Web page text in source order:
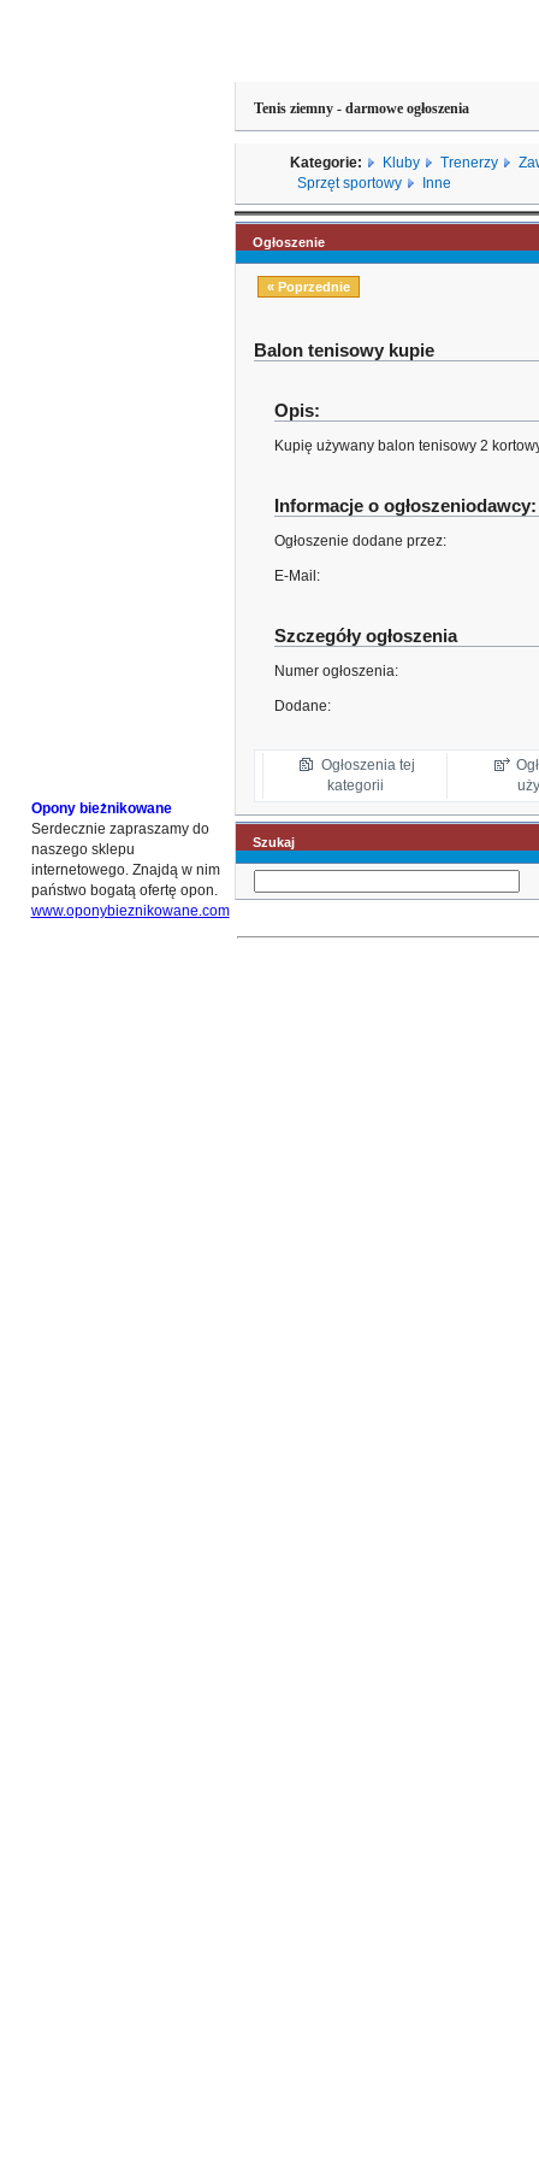
Opony bieżnikowane
Serdecznie zapraszamy do
naszego sklepu
internetowego. Znajdą w nim
państwo bogatą ofertę opon.
www.oponybieznikowane.com
Tenis ziemny - darmowe ogłoszenia
Kategorie: Kluby Trenerzy
Sprzęt sportowy
Inne
Ogłoszenie
« Poprzednie
Balon tenisowy kupie
Opis:
Kupię używany balon tenisowy 2
Informacje o ogłoszeniodawcy:
Ogłoszenie dodane przez:
E-Mail:
Szczegóły ogłoszenia
Numer ogłoszenia:
Dodane:
Ogłoszenia tej
kategorii
Szukaj